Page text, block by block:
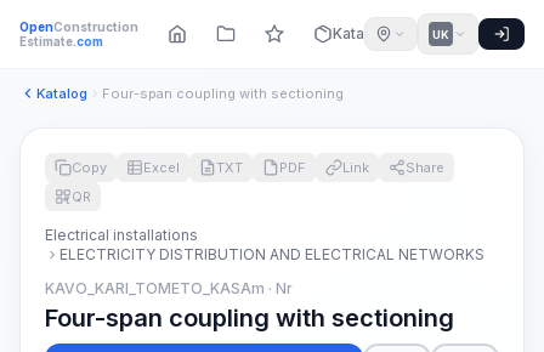
OpenConstruction
Estimate.com Katalog UK
Katalog Four-span coupling with sectioning
Copy Excel TXT PDF Link
Share
QR
Electrical installations
ELECTRICITY DISTRIBUTION AND ELECTRICAL NETWORKS
KAVO_KARI_TOMETO_KASAm · Nr
Four-span coupling with sectioning